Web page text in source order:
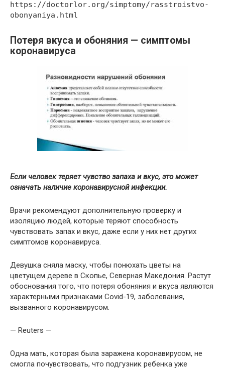
https://doctorlor.org/simptomy/rasstroistvo-
obonyaniya.html
Потеря вкуса и обоняния — симптомы
коронавируса
Если человек теряет чувство запаха и вкус, это может
означать наличие коронавирусной инфекции.
Врачи рекомендуют дополнительную проверку и
изоляцию людей, которые теряют способность
чувствовать запах и вкус, даже если у них нет других
симптомов коронавируса.
Девушка сняла маску, чтобы понюхать цветы на
цветущем дереве в Скопье, Северная Македония. Растут
обоснования того, что потеря обоняния и вкуса являются
характерными признаками Covid-19, заболевания,
вызванного коронавирусом.
— Reuters —
Одна мать, которая была заражена коронавирусом, не
cмогла почувствовать, что подгузник ребенка уже